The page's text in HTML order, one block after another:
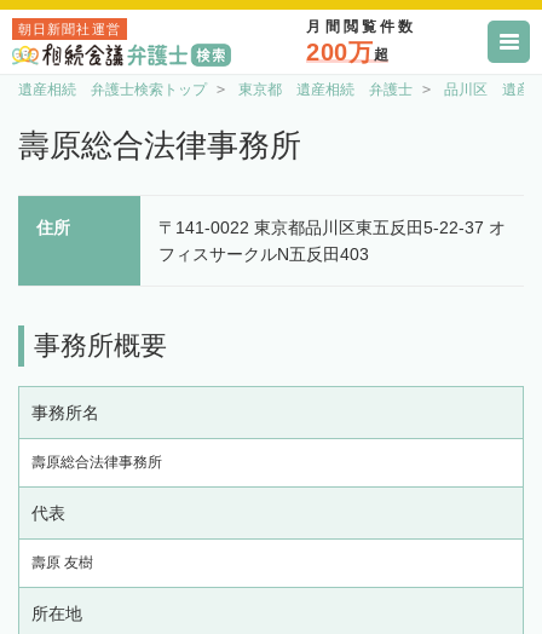
朝日新聞社運営 月間閲覧件数
200万超
遺産相続 弁護士検索トップ 東京都 遺産相続 弁護士 品川区 遺産
壽原総合法律事務所
住所
〒141-0022 東京都品川区東五反田5-22-37 オ
フィスサークルN五反田403
事務所概要
事務所名
壽原総合法律事務所
代表
壽原 友樹
所在地